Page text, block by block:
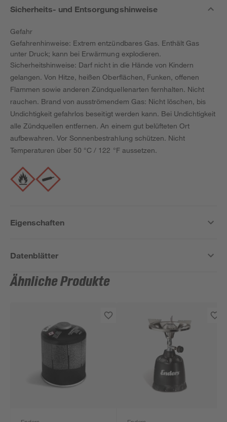
Sicherheits- und Entsorgungshinweise
Gefahr
Gefahrenhinweise: Extrem entzündbares Gas. Enthält Gas
unter Druck; kann bei Erwärmung explodieren.
Sicherheitshinweise: Darf nicht in die Hände von Kindern
gelangen. Von Hitze, heißen Oberflächen, Funken, offenen
Flammen sowie anderen Zündquellenarten fernhalten. Nicht
rauchen. Brand von ausströmendem Gas: Nicht löschen, bis
Undichtigkeit gefahrlos beseitigt werden kann. Bei Undichtigkeit
alle Zündquellen entfernen. An einem gut belüfteten Ort
aufbewahren. Vor Sonnenbestrahlung schützen. Nicht
Temperaturen über 50 °C / 122 °F aussetzen.
Eigenschaften
Datenblätter
Ähnliche Produkte